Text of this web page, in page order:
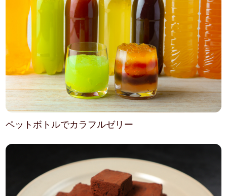
ペットボトルでカラフルゼリー